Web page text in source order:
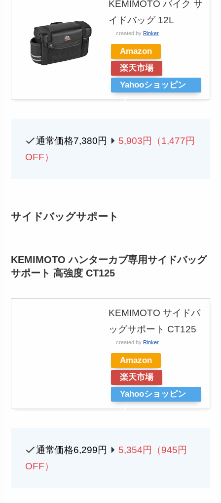
KEMIMOTO バイク サ
イドバッグ 12L
created by Rinker
Amazon
楽天市場
Yahooショッピン
グ
通常価格7,380円
5,903円（1,477円
OFF）
サイドバッグサポート
KEMIMOTO ハンターカブ専用サイドバッグ
サポート 高強度 CT125
KEMIMOTO サイドバ
ッグサポート CT125
created by Rinker
Amazon
楽天市場
Yahooショッピン
グ
通常価格6,299円
5,354円（945円
OFF）